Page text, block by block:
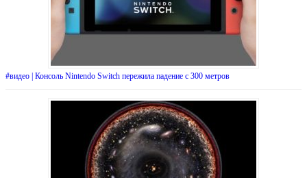
#видео | Консоль Nintendo Switch пережила падение с 300 метров